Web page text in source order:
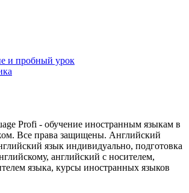
и пробный урок
Profi - обучение иностранным языкам в
Все права защищены. Английский
язык индивидуально, подготовка
английский с носителем,
языка, курсы иностранных языков